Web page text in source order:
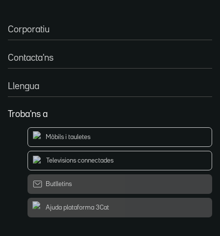
Corporatiu
Contacta'ns
Llengua
Troba'ns a
Mòbils i tauletes
Televisions connectades
Butlletins
Ajuda plataforma 3Cat